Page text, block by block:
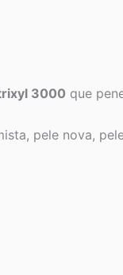
3000 que
pele nova,